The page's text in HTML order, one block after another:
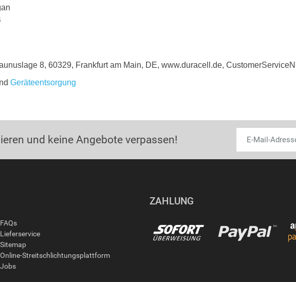
8, 60329, Frankfurt am Main, DE, www.duracell.de,
Geräteentsorgung
und keine Angebote verpassen!
FAQs
Lieferservice
Sitemap
Online-Streitschlichtungsplattform
Jobs
ZAHLUNG